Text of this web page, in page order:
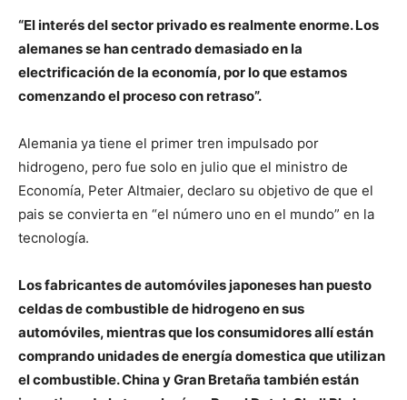
“El interés del sector privado es realmente enorme. Los
alemanes se han centrado demasiado en la
electrificación de la economía, por lo que estamos
comenzando el proceso con retraso”.
Alemania ya tiene el primer tren impulsado por
hidrogeno, pero fue solo en julio que el ministro de
Economía, Peter Altmaier, declaro su objetivo de que el
pais se convierta en “el número uno en el mundo” en la
tecnología.
Los fabricantes de automóviles japoneses han puesto
celdas de combustible de hidrogeno en sus
automóviles, mientras que los consumidores allí están
comprando unidades de energía domestica que utilizan
el combustible. China y Gran Bretaña también están